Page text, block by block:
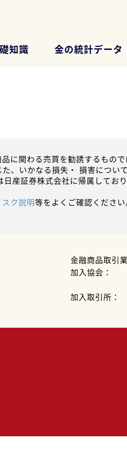
知識 金の統計データ
に関わる売買を勧誘するもの
、いかなる損失・ 損害につい
産証券株式会社に帰属してお
スク説明等をよくご確認ください
金融商品取引
加入協会：
加入取引所：